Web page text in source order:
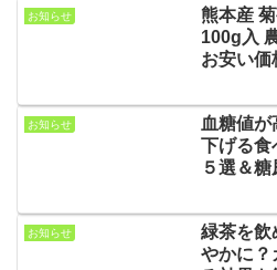
お知らせ
熊本産
100g入
お安い価
お知らせ
血糖値
下げる食
５選＆
お知らせ
緑茶を飲
やかに？